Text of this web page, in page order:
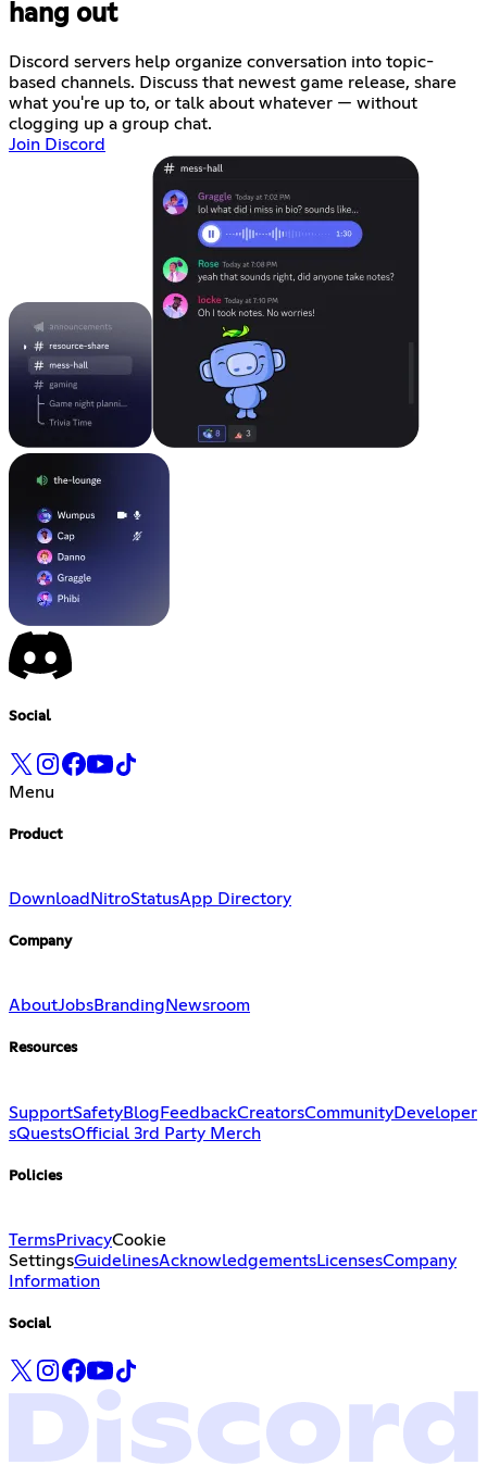
hang out
Discord servers help organize conversation into topic-
based channels. Discuss that newest game release, share
what you're up to, or talk about whatever — without
clogging up a group chat.
Join Discord
Social
Menu
Product
Download NitroStatusApp Directory
Company
AboutJobsBranding Newsroom
Resources
SupportSafetyBlogFeedbackCreatorsCommunityDeveloper
sQuestsOfficial 3rd Party Merch
Policies
TermsPrivacyCookie
SettingsGuidelinesAcknowledgementsLicensesCompany
Information
Social